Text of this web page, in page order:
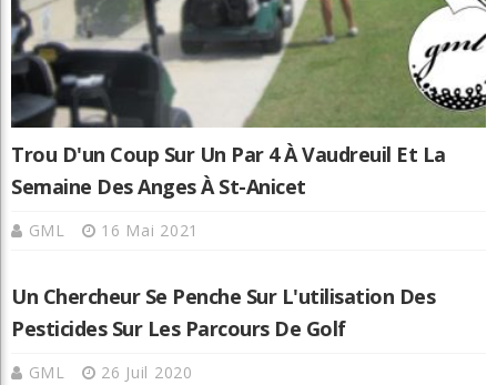
Trou D'un Coup Sur Un Par 4 À Vaudreuil Et La
Semaine Des Anges À St-Anicet
GML 16 Mai 2021
Un Chercheur Se Penche Sur L'utilisation Des
Pesticides Sur Les Parcours De Golf
GML 26 Juil 2020